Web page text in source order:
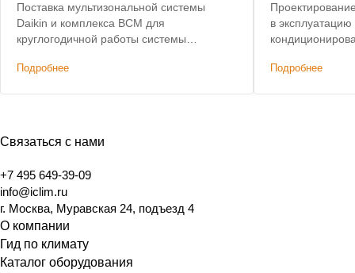
Поставка мультизональной системы
Daikin и комплекса ВСМ для
круглогодичной работы системы
Подробнее
в
Подробнее
Связаться с нами
+7 495 649-39-09
info@iclim.ru
г. Москва, Муравская 24, подъезд 4
О компании
Гид по климату
Каталог оборудования